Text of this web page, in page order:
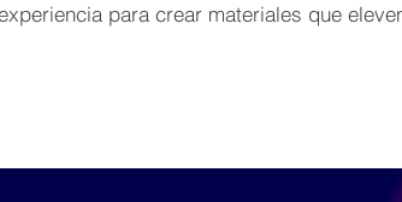
para crear materiales que